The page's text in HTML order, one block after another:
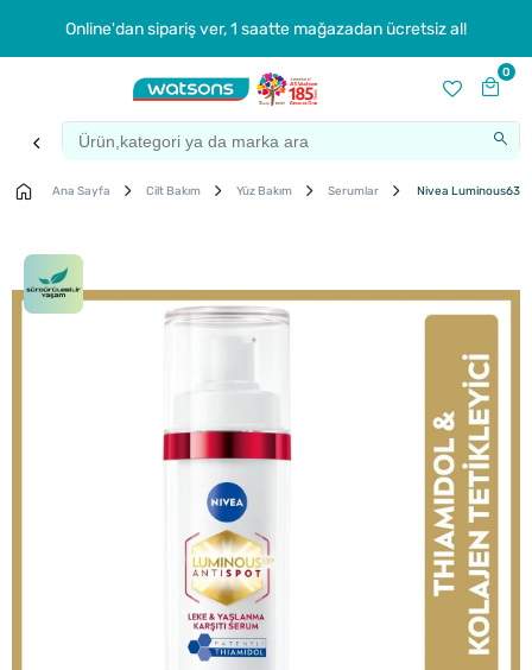
Online'dan sipariş ver, 1 saatte mağazadan ücretsiz al!
0
Ana Sayfa Cilt Bakım Yüz Bakım Serumlar Nivea Luminous630